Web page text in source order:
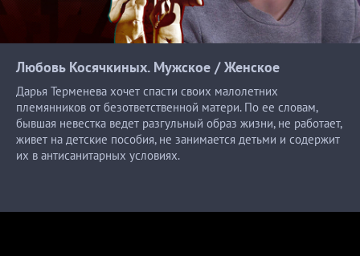
Любовь Косячкиных. Мужское /Женское
Дарья Терменева хочет спасти своих малолетних
племянников от безответственной матери. По ее словам,
бывшая невестка ведет разгульный образ жизни, не работает,
живет на детские пособия, не занимается детьми и содержит
их в антисанитарных условиях.